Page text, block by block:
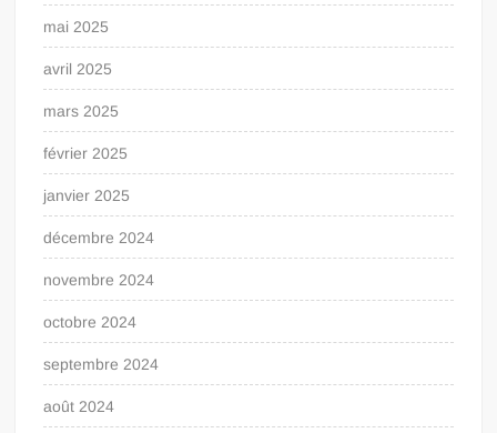
mai 2025
avril 2025
mars 2025
février 2025
janvier 2025
décembre 2024
novembre 2024
octobre 2024
septembre 2024
août 2024